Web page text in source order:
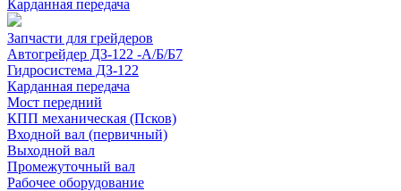
Карданная передача
Запчасти для грейдеров
Автогрейдер ДЗ-122 -А/Б/Б7
Гидросистема ДЗ-122
Карданная передача
Мост передний
КПП механическая (Псков)
Входной вал (первичный)
Выходной вал
Промежуточный вал
Рабочее оборудование